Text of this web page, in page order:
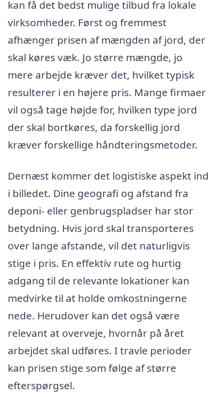
kan få det bedst mulige tilbud fra lokale
virksomheder. Først og fremmest
afhænger prisen af mængden af jord, der
skal køres væk. Jo større mængde, jo
mere arbejde kræver det, hvilket typisk
resulterer i en højere pris. Mange firmaer
vil også tage højde for, hvilken type jord
der skal bortkøres, da forskellig jord
kræver forskellige håndteringsmetoder.
Dernæst kommer det logistiske aspekt ind
i billedet. Dine geografi og afstand fra
deponi- eller genbrugspladser har stor
betydning. Hvis jord skal transporteres
over lange afstande, vil det naturligvis
stige i pris. En effektiv rute og hurtig
adgang til de relevante lokationer kan
medvirke til at holde omkostningerne
nede. Herudover kan det også være
relevant at overveje, hvornår på året
arbejdet skal udføres. I travle perioder
kan prisen stige som følge af større
efterspørgsel.